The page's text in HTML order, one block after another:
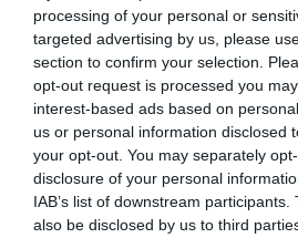
processing of your personal or
targeted advertising by us, please
section to confirm your selection.
opt-out request is processed you
interest-based ads based on
us or personal information disclosed
your opt-out. You may separately
disclosure of your personal
IAB’s list of downstream
also be disclosed by us to third
0% zákazníkov